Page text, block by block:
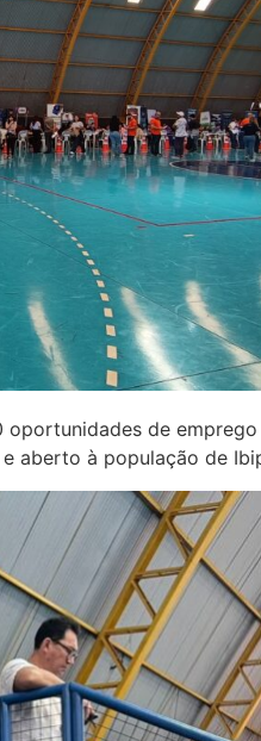
de
aberto à população de